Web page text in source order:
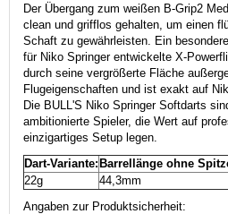
Der Übergang zum weißen B-Grip2
clean und grifflos gehalten, um einen
Schaft zu gewährleisten. Ein
für Niko Springer entwickelte X-
durch seine vergrößerte Fläche
Flugeigenschaften und ist exakt auf
Die BULL'S Niko Springer Softdarts
ambitionierte Spieler, die Wert auf
einzigartiges Setup legen.
Dart-Variante:Barrellänge ohne
22g
44,3mm
Angaben zur Produktsicherheit: